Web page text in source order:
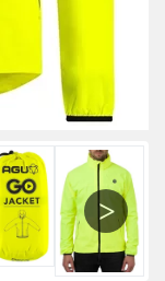
Next